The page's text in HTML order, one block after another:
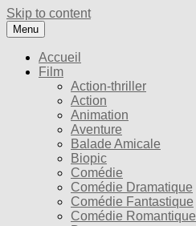
Skip to content
Menu
Accueil
Film
Action-thriller
Action
Animation
Aventure
Balade Amicale
Biopic
Comédie
Comédie Dramatique
Comédie Fantastique
Comédie Romantique